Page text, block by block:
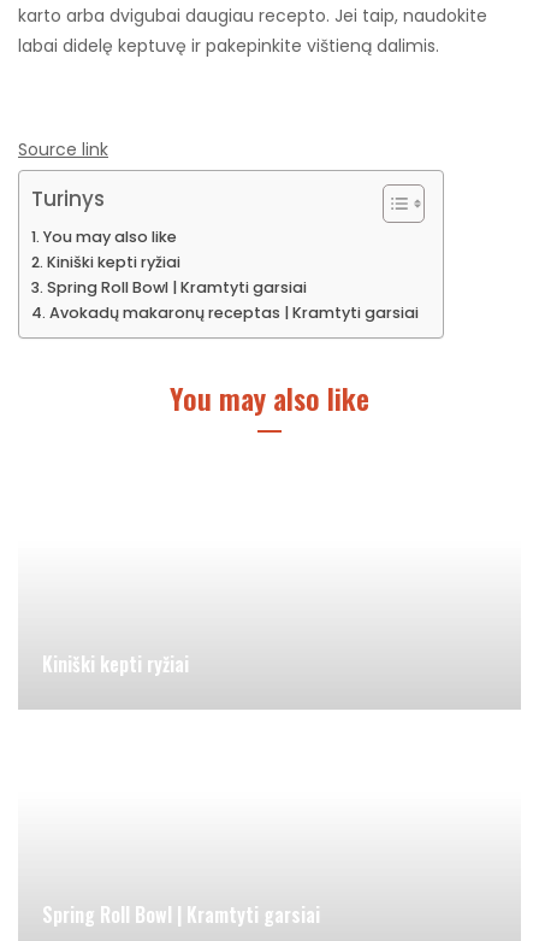
karto arba dvigubai daugiau recepto. Jei taip, naudokite
labai didelę keptuvę ir pakepinkite vištieną dalimis.
Source link
Turinys
You may also like
Kiniški kepti ryžiai
Spring Roll Bowl | Kramtyti garsiai
Avokadų makaronų receptas | Kramtyti garsiai
You may also like
Kiniški kepti ryžiai
Spring Roll Bowl | Kramtyti garsiai